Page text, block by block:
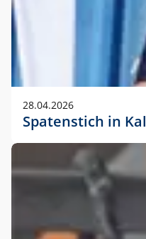
28.04.2026
Spatenstich in